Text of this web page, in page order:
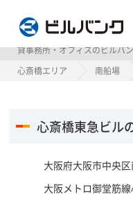
ビ
貸事務所・オフィスのビルバ
心斎橋エリア
南船場
心斎橋東急ビル
大阪府大阪市中央
大阪メトロ御堂筋